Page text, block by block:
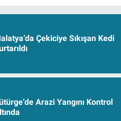
Çekiciye Sıkışan Kedi
Arazi Yangını Kontrol